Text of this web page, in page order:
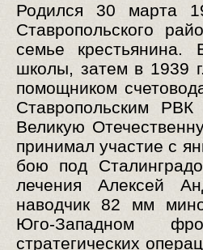
Родился 30 марта
Ставропольского
семье
школы, затем в 1939
помощником
Ставропольским
Великую
принимал участие с
бою под
лечения Алексей
наводчик 82 мм
Юго-Западном
стратегических